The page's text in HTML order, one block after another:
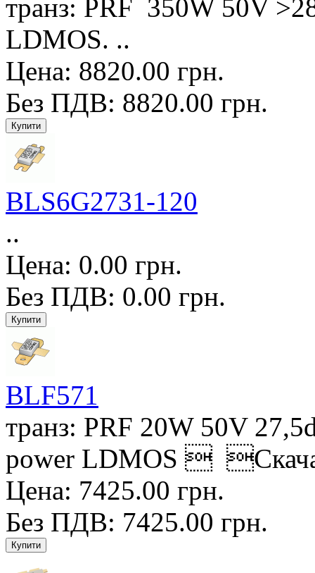
транз: PRF 350W 50V
LDMOS. ..
Цена: 8820.00 грн.
Без ПДВ: 8820.00 грн.
BLS6G2731-120
..
Цена: 0.00 грн.
Без ПДВ: 0.00 грн.
BLF571
транз: PRF 20W 50V
power LDMOS 
Цена: 7425.00 грн.
Без ПДВ: 7425.00 грн.